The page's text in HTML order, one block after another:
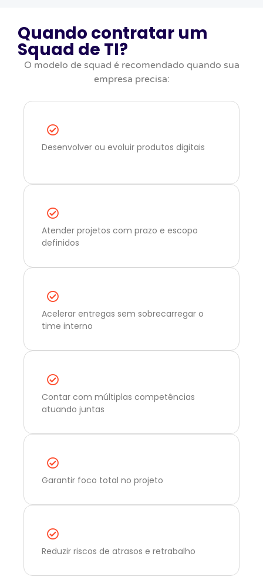
Quando contratar um
Squad de TI?
O modelo de squad é recomendado quando sua
empresa precisa:
Desenvolver ou evoluir produtos digitais
Atender projetos com prazo e escopo
definidos
Acelerar entregas sem sobrecarregar o
time interno
Contar com múltiplas competências
atuando juntas
Garantir foco total no projeto
Reduzir riscos de atrasos e retrabalho